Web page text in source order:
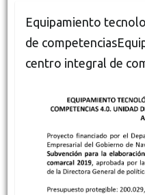
Equipamiento
de
centro integral de